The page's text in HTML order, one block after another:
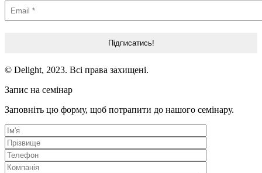
© Delight, 2023. Всі права захищені.
Запис на семінар
Заповніть цю форму, щоб потрапити до нашого семінару.